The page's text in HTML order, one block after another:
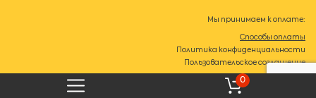
Мы принимаем к оплате:
Способы оплаты
Политика конфиденциальности
Пользовательское соглашение
0